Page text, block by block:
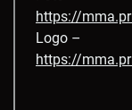
https://
Logo –
https://